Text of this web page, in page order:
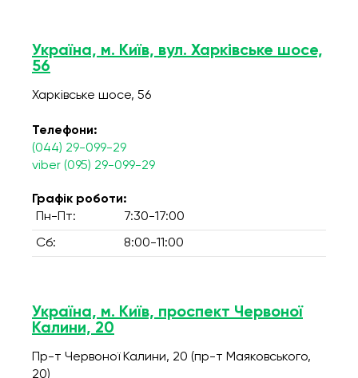
Україна, м. Київ, вул. Харківське шосе,
56
Харківське шосе, 56
Телефони:
(044) 29-099-29
viber (095) 29-099-29
Графік роботи:
Пн-Пт:
7:30-17:00
Сб: 8:00-11:00
Україна, м. Київ, проспект Червоної
Калини, 20
Пр-т Червоної Калини, 20 (пр-т Маяковського,
20)